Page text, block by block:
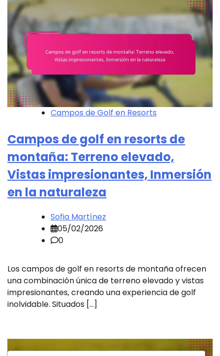
Campos de Golf en Resorts
Campos de golf en resorts de
montaña: Terreno elevado,
Vistas impresionantes, Inmersión
en la naturaleza
Sofia Martínez
05/02/2026
0
Los campos de golf en resorts de montaña ofrecen
una combinación única de terreno elevado y vistas
impresionantes, creando una experiencia de golf
inolvidable. Situados […]